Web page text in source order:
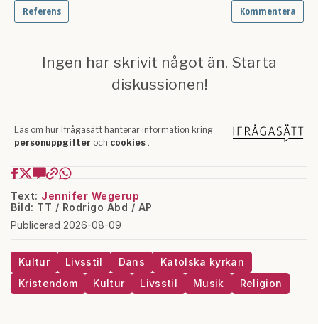
Text: Jennifer Wegerup
Bild: TT / Rodrigo Abd / AP
Publicerad 2026-08-09
Kultur Livsstil Dans
Katolska kyrkan
Kristendom
Kultur Livsstil Musik Religion